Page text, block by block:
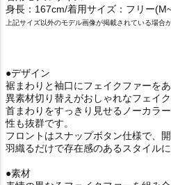
身長：167cm/着用サイズ：フリー
上記サイズ以外のモデル画像が掲載されている場合が
●デザイン
裾まわりと袖口にフェイクファーをあ
異素材切り替えがおしゃれなフェイ
首まわりをすっきり見せるノーカラ
性も抜群です。
フロントはスナップボタン仕様で、開
羽織るだけで存在感のあるスタイルに
●素材